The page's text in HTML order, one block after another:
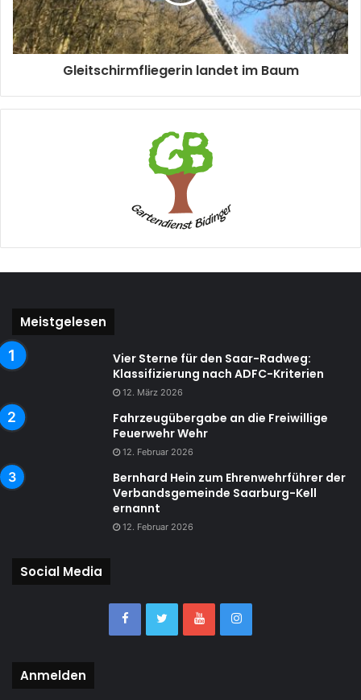
Gleitschirmfliegerin landet im Baum
Meistgelesen
Vier Sterne für den Saar-Radweg:
Klassifizierung nach ADFC-Kriterien
12. März 2026
Fahrzeugübergabe an die Freiwillige
Feuerwehr Wehr
12. Februar 2026
Bernhard Hein zum Ehrenwehrführer der
Verbandsgemeinde Saarburg-Kell
ernannt
12. Februar 2026
Social Media
Anmelden